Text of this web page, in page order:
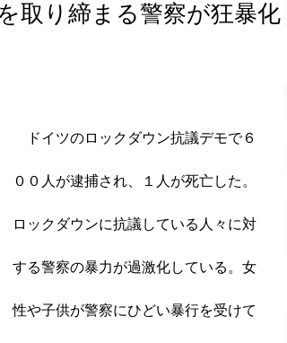
取り締まる警察が狂暴化
ドイツのロックダウン抗議デモで６
００人が逮捕され、１人が死亡した。
ロックダウンに抗議している人々に対
する警察の暴力が過激化している。女
性や子供が警察にひどい暴行を受けて